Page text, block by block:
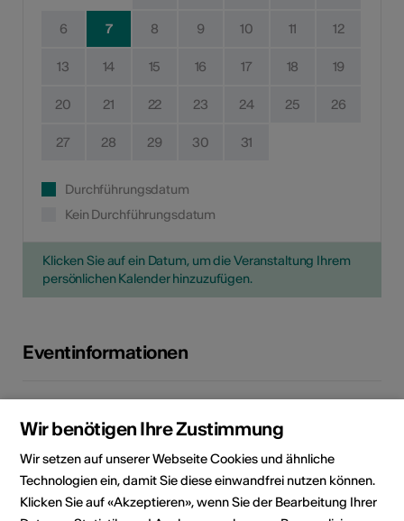
6 7 8 9 10 11 12
13 14 15 16 17 18 19
20 21 22 23 24 25 26
27 28 29 30 31
Durchführungsdatum
Kein Durchführungsdatum
Klicken Sie auf ein Datum, um die Veranstaltung Ihrem
persönlichen Kalender hinzuzufügen.
Eventinformationen
Lokalität
Cinéma Casino Martigny
Av. de la Gare 17
Veranstalter
Mediathek Wallis - Martigny
Av. de la Gare 15
Wir benötigen Ihre Zustimmung
Wir setzen auf unserer Webseite Cookies und ähnliche
Technologien ein, damit Sie diese einwandfrei nutzen können.
Klicken Sie auf «Akzeptieren», wenn Sie der Bearbeitung Ihrer